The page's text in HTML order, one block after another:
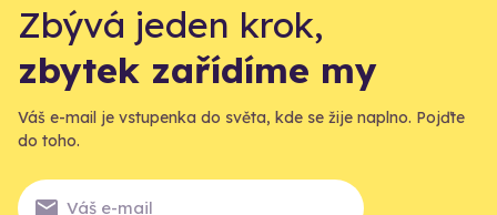
Zbývá jeden krok,
zbytek zařídíme my
Váš e-mail je vstupenka do světa, kde se žije naplno. Pojďte
do toho.